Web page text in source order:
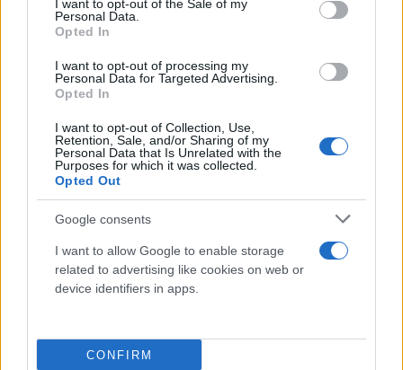
I want to opt-out of the Sale of my
Personal Data.
Opted In
I want to opt-out of processing my
Personal Data for Targeted Advertising.
Opted In
I want to opt-out of Collection, Use,
Retention, Sale, and/or Sharing of my
Personal Data that Is Unrelated with the
Purposes for which it was collected.
Opted Out
Google consents
I want to allow Google to enable storage
related to advertising like cookies on web or
device identifiers in apps.
CONFIRM
Termometro a distanza ad infrarossi
25,20 € (iva esclusa)
Termometro a distanza multifunzionale a infrarossi
con 4 funzioni: temperatura corpo, liquidi,...
( 0 recensioni )
Categorie